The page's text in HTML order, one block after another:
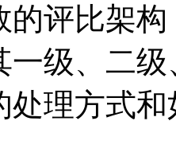
的评比架
一级、二
处理方式和